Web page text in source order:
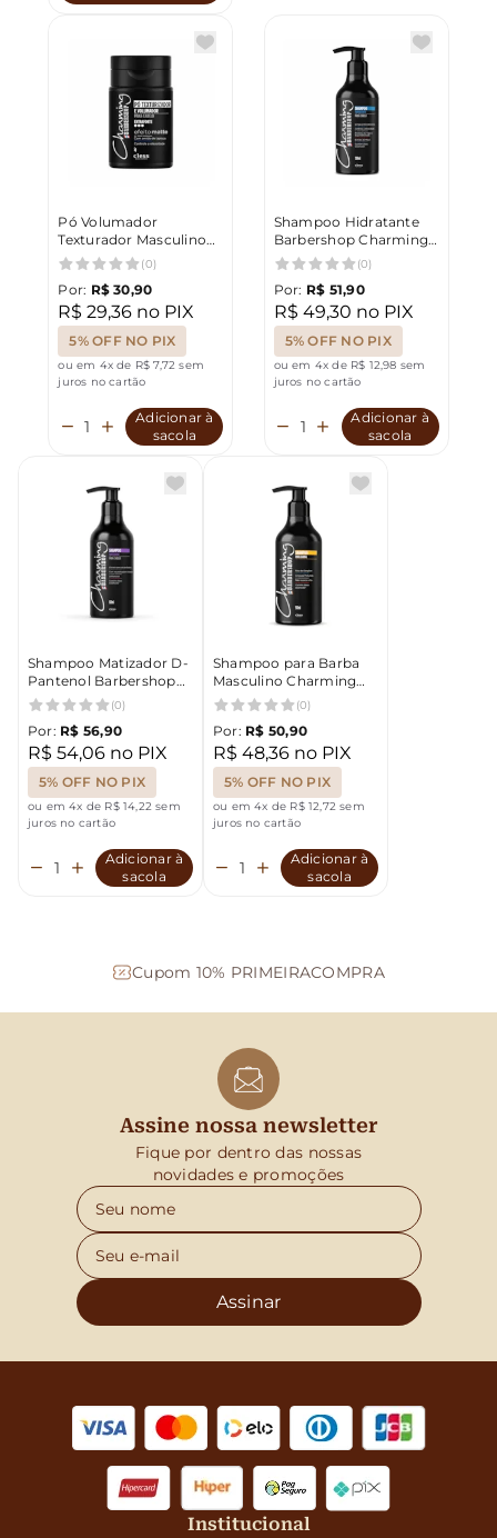
Pó Volumador
Texturador Masculino
Charming Barbershop
(0)
Por: R$ 30,90
R$ 29,36 no PIX
5% OFF NO PIX
ou em 4x de R$ 7,72 sem
juros no cartão
Adicionar à
sacola
Shampoo Hidratante
Barbershop Charming
500ml
(0)
Por: R$ 51,90
R$ 49,30 no PIX
5% OFF NO PIX
ou em 4x de R$ 12,98 sem
juros no cartão
Adicionar à
sacola
Shampoo Matizador D-
Pantenol Barbershop
Charming 500ml
(0)
Por: R$ 56,90
R$ 54,06 no PIX
5% OFF NO PIX
ou em 4x de R$ 14,22 sem
juros no cartão
Adicionar à
sacola
Shampoo para Barba
Masculino Charming
barbershop (0)
Por: R$ 50,90
R$ 48,36 no PIX
5% OFF NO PIX
ou em 4x de R$ 12,72 sem
juros no cartão
Adicionar à
sacola
Cupom 10% PRIMEIRACOMPRA
Assine nossa newsletter
Fique por dentro das nossas
novidades e promoções
Assinar
Institucional